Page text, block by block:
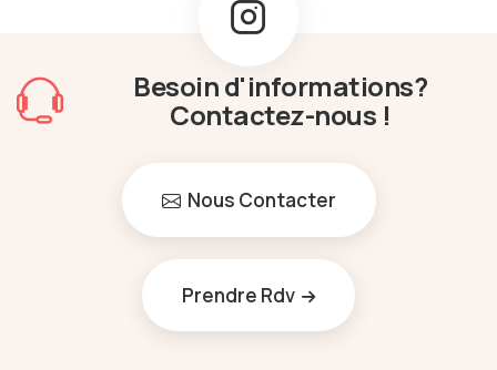
Besoin d'informations?
Contactez-nous !
Nous Contacter
Prendre Rdv